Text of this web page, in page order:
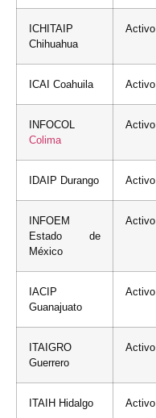
ICHITAIP
Chihuahua
Activo
ICAI Coahuila Activo
INFOCOL
Colima
Activo
IDAIP Durango Activo
INFOEM
Estado de
México
Activo
IACIP
Guanajuato
Activo
ITAIGRO
Guerrero
Activo
ITAIH Hidalgo Activo